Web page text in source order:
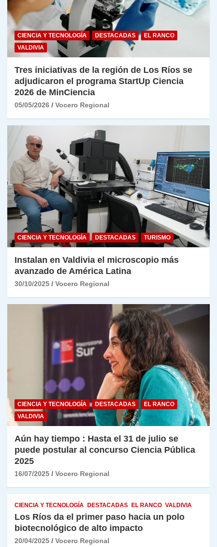
CIENCIA Y TECNOLOGÍA DESTACADAS
EL RANCO
VALDIVIA
Tres iniciativas de la región de Los Ríos se
adjudicaron el programa StartUp Ciencia
2026 de MinCiencia
05/05/2026 Vocero Regional
CIENCIA Y TECNOLOGÍA DESTACADAS TURISMO
Instalan en Valdivia el microscopio más
avanzado de América Latina
30/10/2025 Vocero Regional
CIENCIA Y TECNOLOGÍA DESTACADAS
EL RANCO
VALDIVIA
Aún hay tiempo : Hasta el 31 de julio se
puede postular al concurso Ciencia Pública
2025
16/07/2025 Vocero Regional
CIENCIA Y TECNOLOGÍA DESTACADAS EL RANCO VALDIVIA
Los Ríos da el primer paso hacia un polo
biotecnológico de alto impacto
20/04/2025 Vocero Regional